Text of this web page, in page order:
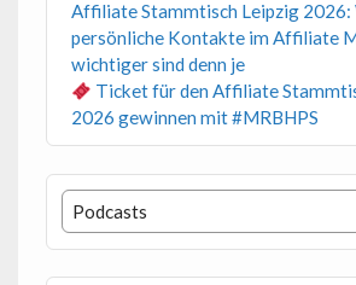
Affiliate Stammtisch Leipzig 2026:
persönliche Kontakte im Affiliate
wichtiger sind denn je
Ticket für den Affiliate
2026 gewinnen mit #MRBHPS
Suchen